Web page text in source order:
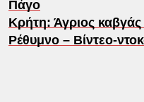
Πάγο
Κρήτη: Άγριος καβγάς
Ρέθυμνο – Βίντεο-